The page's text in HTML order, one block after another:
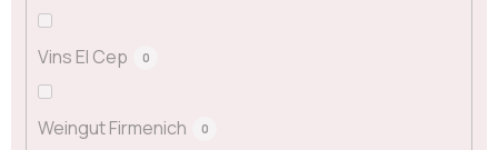
Vins El Cep 0
Weingut Firmenich 0